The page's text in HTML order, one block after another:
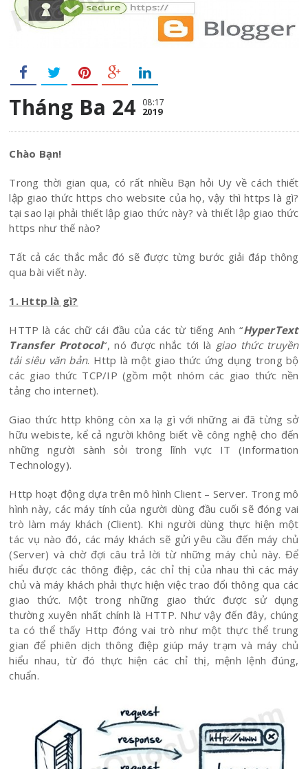
Tháng Ba 24 08:17
2019
Chào Bạn!
Trong thời gian qua, có rất nhiều Bạn hỏi Uy về cách thiết
lập giao thức https cho website của họ, vậy thì https là gì?
tại sao lại phải thiết lập giao thức này? và thiết lập giao thức
https như thế nào?
Tất cả các thắc mắc đó sẽ được từng bước giải đáp thông
qua bài viết này.
1. Http là gì?
HTTP là các chữ cái đầu của các từ tiếng Anh “HyperText
Transfer Protocol“, nó được nhắc tới là giao thức truyền
tải siêu văn bản. Http là một giao thức ứng dụng trong bộ
các giao thức TCP/IP (gồm một nhóm các giao thức nền
tảng cho internet).
Giao thức http không còn xa lạ gì với những ai đã từng sở
hữu webiste, kể cả người không biết về công nghệ cho đến
những người sành sỏi trong lĩnh vực IT (Information
Technology).
Http hoạt động dựa trên mô hình Client – Server. Trong mô
hình này, các máy tính của người dùng đầu cuối sẽ đóng vai
trò làm máy khách (Client). Khi người dùng thực hiện một
tác vụ nào đó, các máy khách sẽ gửi yêu cầu đến máy chủ
(Server) và chờ đợi câu trả lời từ những máy chủ này. Để
hiểu được các thông điệp, các chỉ thị của nhau thì các máy
chủ và máy khách phải thực hiện việc trao đổi thông qua các
giao thức. Một trong những giao thức được sử dụng
thường xuyên nhất chính là HTTP. Như vậy đến đây, chúng
ta có thể thấy Http đóng vai trò như một thực thể trung
gian để phiên dịch thông điệp giúp máy trạm và máy chủ
hiểu nhau, từ đó thực hiện các chỉ thị, mệnh lệnh đúng,
chuẩn.